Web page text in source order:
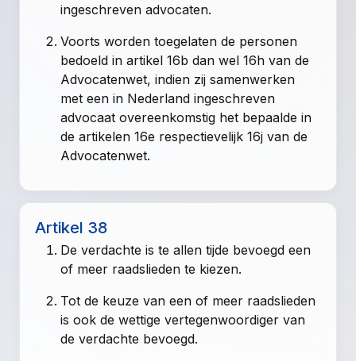
ingeschreven advocaten.
Voorts worden toegelaten de personen
bedoeld in artikel 16b dan wel 16h van de
Advocatenwet, indien zij samenwerken
met een in Nederland ingeschreven
advocaat overeenkomstig het bepaalde in
de artikelen 16e respectievelijk 16j van de
Advocatenwet.
Artikel 38
De verdachte is te allen tijde bevoegd een
of meer raadslieden te kiezen.
Tot de keuze van een of meer raadslieden
is ook de wettige vertegenwoordiger van
de verdachte bevoegd.